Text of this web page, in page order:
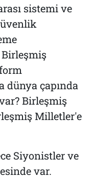
sistemi ve
çapında
Birleşmiş
Milletler'e
Siyonistler ve
var.